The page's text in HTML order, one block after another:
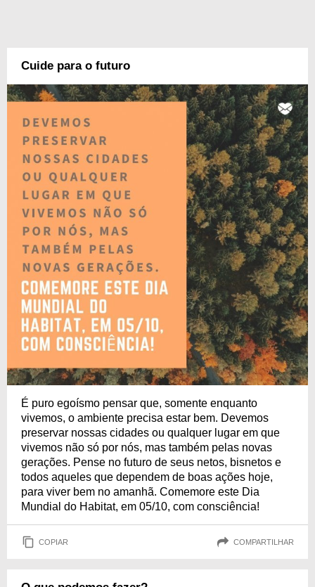
Cuide para o futuro
É puro egoísmo pensar que, somente enquanto
vivemos, o ambiente precisa estar bem. Devemos
preservar nossas cidades ou qualquer lugar em que
vivemos não só por nós, mas também pelas novas
gerações. Pense no futuro de seus netos, bisnetos e
todos aqueles que dependem de boas ações hoje,
para viver bem no amanhã. Comemore este Dia
Mundial do Habitat, em 05/10, com consciência!
COPIAR COMPARTILHAR